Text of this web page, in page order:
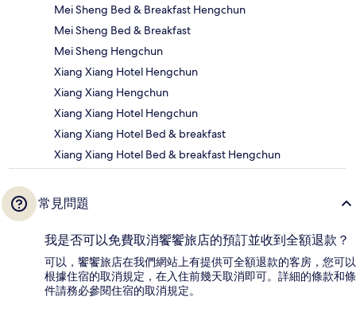
Mei Sheng Bed & Breakfast Hengchun
Mei Sheng Bed & Breakfast
Mei Sheng Hengchun
Xiang Xiang Hotel Hengchun
Xiang Xiang Hengchun
Xiang Xiang Hotel Hengchun
Xiang Xiang Hotel Bed & breakfast
Xiang Xiang Hotel Bed & breakfast Hengchun
常見問題
我是否可以免費取消饗饗旅店的預訂並收到全額退款？
可以，饗饗旅店在我們網站上有提供可全額退款的客房，您可以
根據住宿的取消規定，在入住前幾天取消即可。詳細的條款和條
件請務必參閱住宿的取消規定。